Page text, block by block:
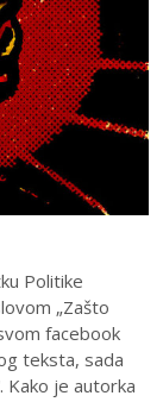
Politike
„Zašto
facebook
teksta, sada
Kako je autorka